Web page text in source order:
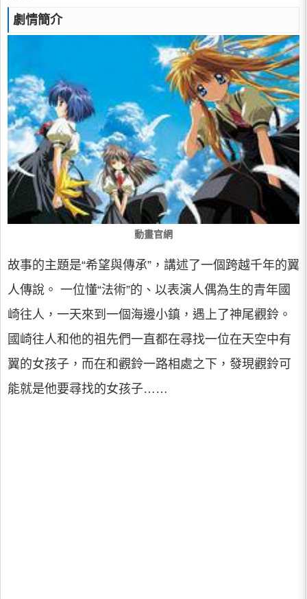
劇情簡介
動畫官網
故事的主題是“希望與傳承”，講述了一個跨越千年的翼
人傳說。 一位懂“法術”的、以表演人偶為生的青年國
崎往人，一天來到一個海邊小鎮，遇上了神尾觀鈴。
國崎往人和他的祖先們一直都在尋找一位在天空中有
翼的女孩子，而在和觀鈴一路相處之下，發現觀鈴可
能就是他要尋找的女孩子……